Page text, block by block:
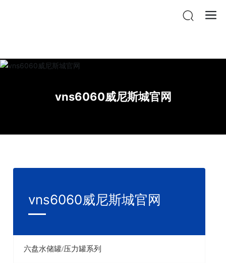
vnsr威尼斯城官网登入
vns6060威尼斯城官网
vns6060威尼斯城官网
六盘水储罐/压力罐系列